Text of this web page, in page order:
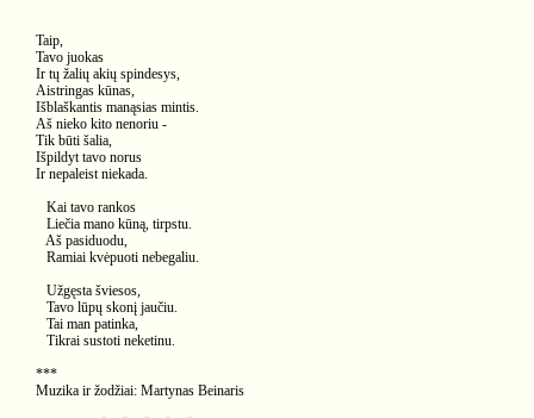
Taip,
Tavo juokas
Ir tų žalių akių spindesys,
Aistringas kūnas,
Išblaškantis manąsias mintis.
Aš nieko kito nenoriu -
Tik būti šalia,
Išpildyt tavo norus
Ir nepaleist niekada.
Kai tavo rankos
Liečia mano kūną, tirpstu.
Aš pasiduodu,
Ramiai kvėpuoti nebegaliu.
Užgęsta šviesos,
Tavo lūpų skonį jaučiu.
Tai man patinka,
Tikrai sustoti neketinu.
***
Muzika ir žodžiai: Martynas Beinaris